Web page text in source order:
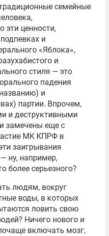
семейные
эти ценности,
и
«Яблока»,
и
стиля — это
падения
и
партии. Впрочем,
и деструктивными
замечены еще с
МК КПРФ в
заигрывания
ну, например,
более серьезного?
людям, вокруг
воды, в которых
ловить свою
Ничего нового и
включать мозг,